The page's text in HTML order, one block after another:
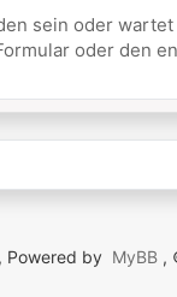
sein oder
oder den
, Powered by MyBB ,